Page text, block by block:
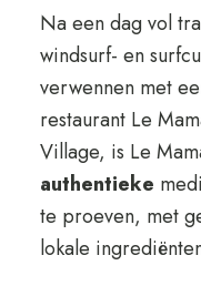
Na een dag vol
windsurf- en
verwennen met
restaurant Le
Village, is Le
authentieke
te proeven, met
lokale